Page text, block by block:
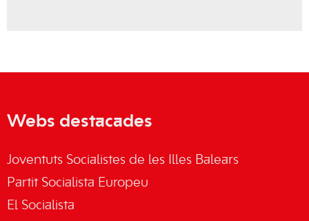
Webs destacades
Joventuts Socialistes de les Illes Balears
Partit Socialista Europeu
El Socialista